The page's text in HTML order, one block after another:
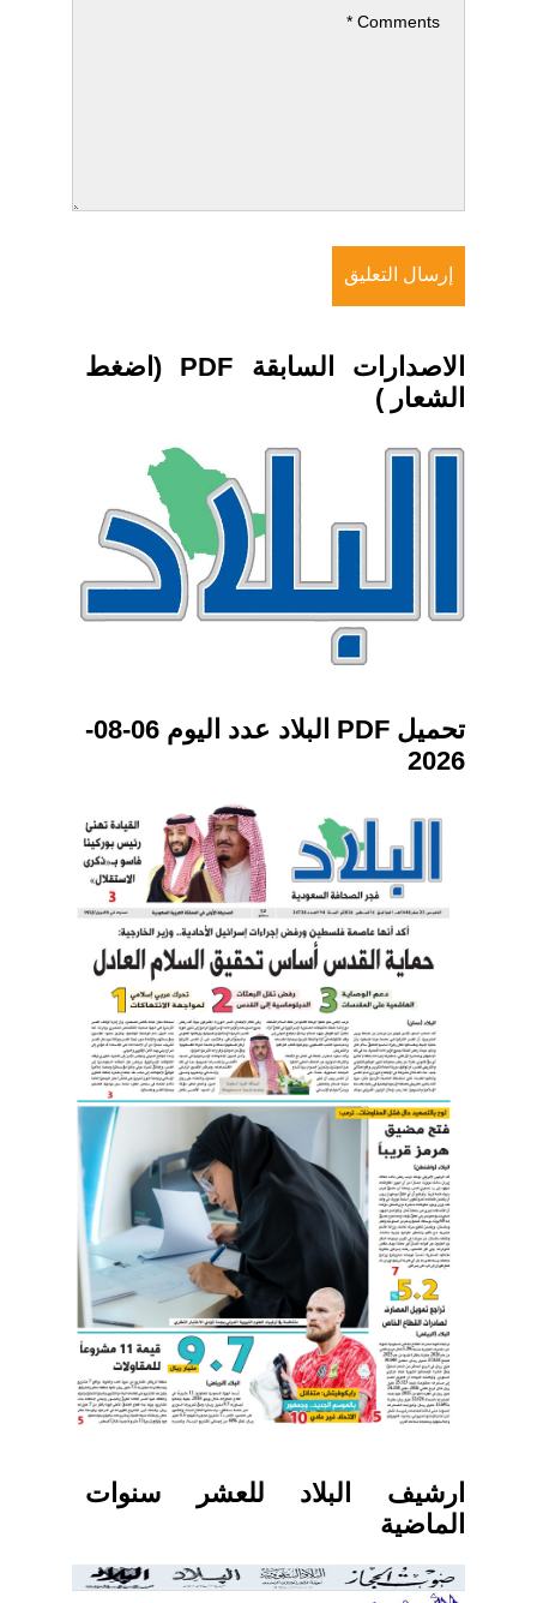
الاصدارات السابقة PDF (اضغط
الشعار )
تحميل PDF البلاد عدد اليوم 06-08-
2026
ارشيف البلاد للعشر سنوات
الماضية